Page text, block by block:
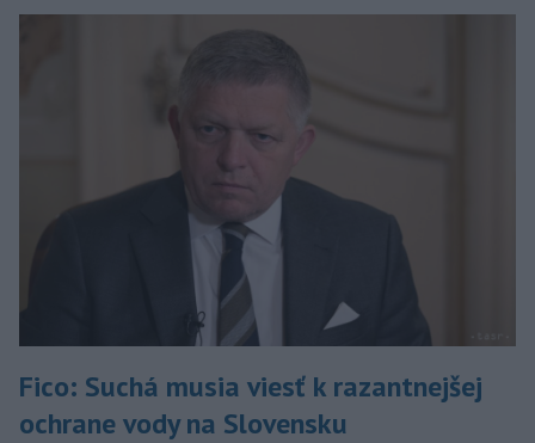
Fico: Suchá musia viesť k razantnejšej
ochrane vody na Slovensku